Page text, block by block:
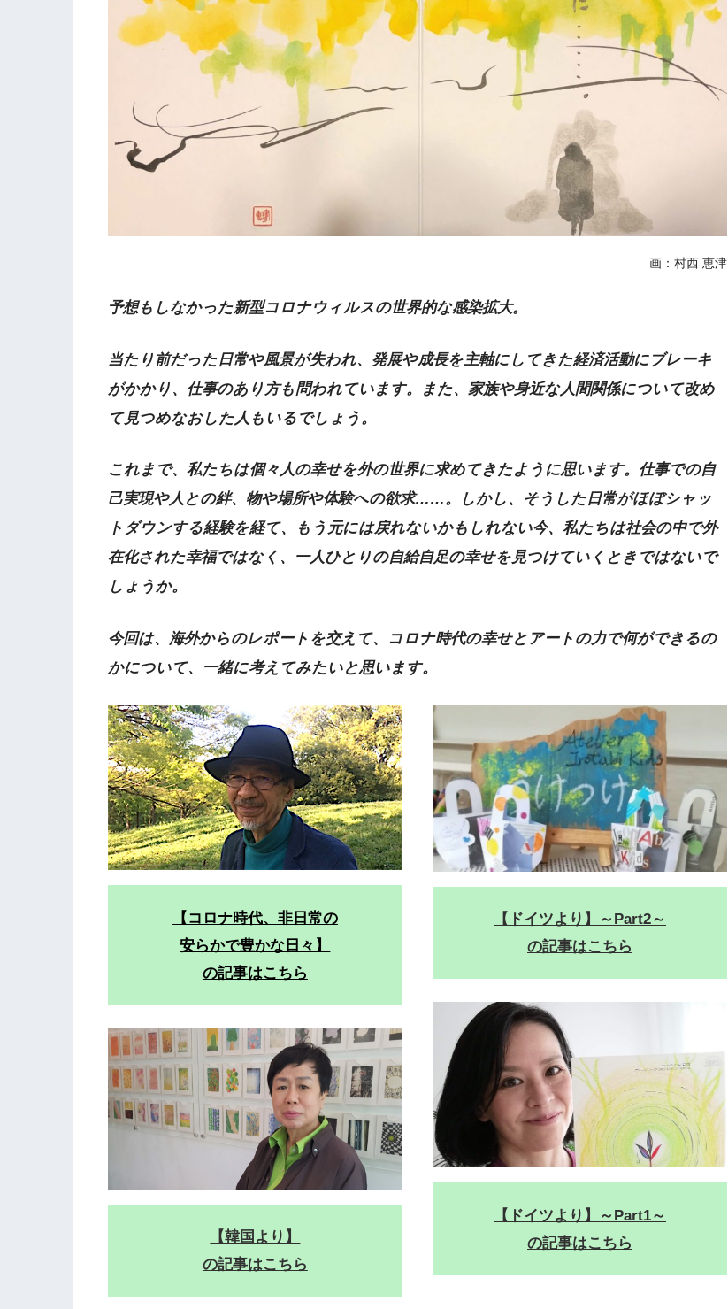
画：村西 恵津
予想もしなかった新型コロナウィルスの世界的な感染拡大。
当たり前だった日常や風景が失われ、発展や成長を主軸にしてきた経済活動にブレーキ
がかかり、仕事のあり方も問われています。また、家族や身近な人間関係について改め
て見つめなおした人もいるでしょう。
これまで、私たちは個々人の幸せを外の世界に求めてきたように思います。仕事での自
己実現や人との絆、物や場所や体験への欲求……。しかし、そうした日常がほぼシャッ
トダウンする経験を経て、もう元には戻れないかもしれない今、私たちは社会の中で外
在化された幸福ではなく、一人ひとりの自給自足の幸せを見つけていくときではないで
しょうか。
今回は、海外からのレポートを交えて、コロナ時代の幸せとアートの力で何ができるの
かについて、一緒に考えてみたいと思います。
【コロナ時代、非日常の
安らかで豊かな日々】
の記事はこちら
【韓国より】
の記事はこちら
【ドイツより】～Part2～
の記事はこちら
【ドイツより】～Part1～
の記事はこちら